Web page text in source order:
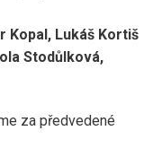
Kopal, Lukáš Kortiš
Stodůlková,
za předvedené